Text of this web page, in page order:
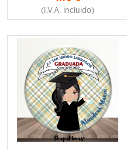
(I.V.A. incluido)